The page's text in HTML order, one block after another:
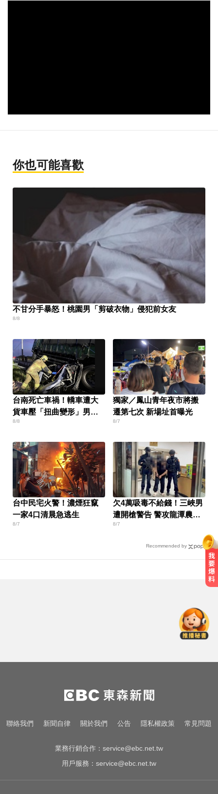
你也可能喜歡
不甘分手暴怒！桃園男「剪破衣物」侵犯前女友
8/8
台南死亡車禍！轎車遭大
貨車壓「扭曲變形」男駕
駛受困亡
8/8
獨家／鳳山青年夜市將搬
遷第七次 新場址首曝光
8/7
台中民宅火警！濃煙狂竄
一家4口清晨急逃生
8/7
欠4萬吸毒不給錢！三峽男
遭開槍警告 警攻龍潭農舍
逮人
8/7
Recommended by
難、2萬戶停電
三商美邦人壽將下市！8/20停牌 千
張大戶還有252人
奧運、世界盃「性招待裁判」 南韓
聯絡我們 新聞自律 關於我們 公告 隱私權政策 常見問題
業務行銷合作： service@ebc.net.tw
用戶服務： service@ebc.net.tw